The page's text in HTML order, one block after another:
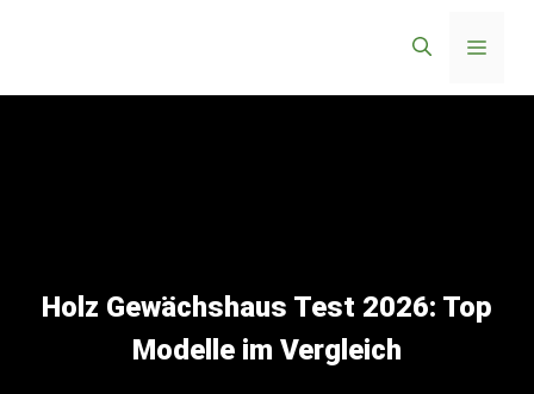
Menü
Holz Gewächshaus Test 2026: Top
Modelle im Vergleich